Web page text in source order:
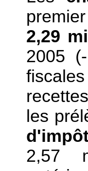
2,29
2005
les
2,57